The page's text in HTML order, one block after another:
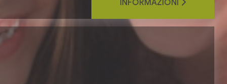
INFORMAZIONI